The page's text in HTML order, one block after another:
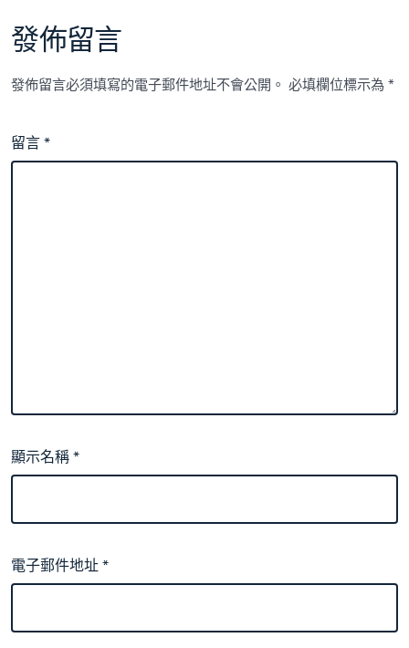
發佈留言
發佈留言必須填寫的電子郵件地址不會公開。 必填欄位標示為*
留言*
顯示名稱*
電子郵件地址*